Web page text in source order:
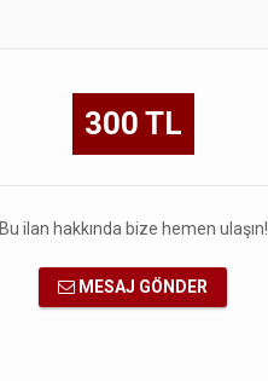
300 TL
Bu ilan hakkında bize hemen ulaşın!
MESAJ GÖNDER